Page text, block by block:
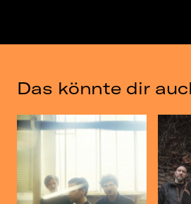
Das könnte dir